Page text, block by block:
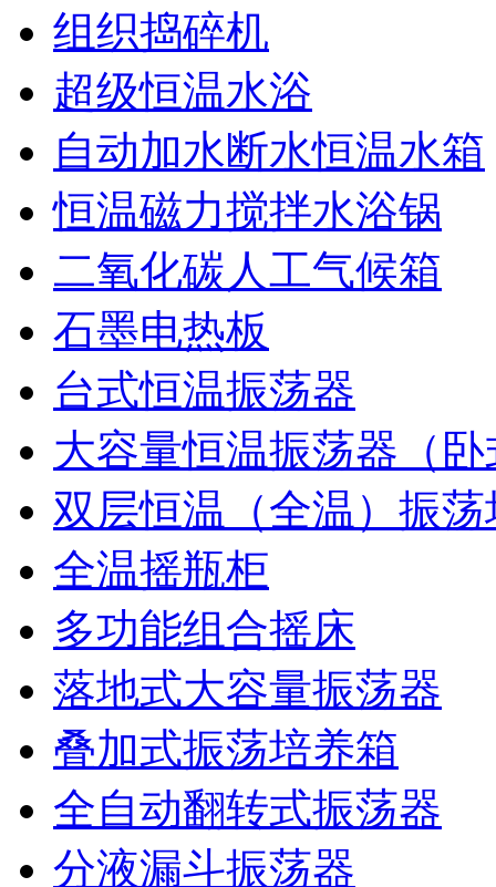
组织捣碎机
超级恒温水浴
自动加水断水恒温水箱
恒温磁力搅拌水浴锅
二氧化碳人工气候箱
石墨电热板
台式恒温振荡器
大容量恒温振荡器（卧
双层恒温（全温）振
全温摇瓶柜
多功能组合摇床
落地式大容量振荡器
叠加式振荡培养箱
全自动翻转式振荡器
分液漏斗振荡器